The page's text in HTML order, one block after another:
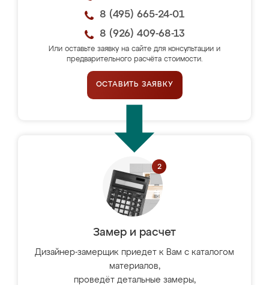
8 (495) 665-24-01
8 (926) 409-68-13
Или оставьте заявку на сайте для консультации и
предварительного расчёта стоимости.
ОСТАВИТЬ ЗАЯВКУ
Замер и расчет
Дизайнер-замерщик приедет к Вам с каталогом
материалов,
проведёт детальные замеры,